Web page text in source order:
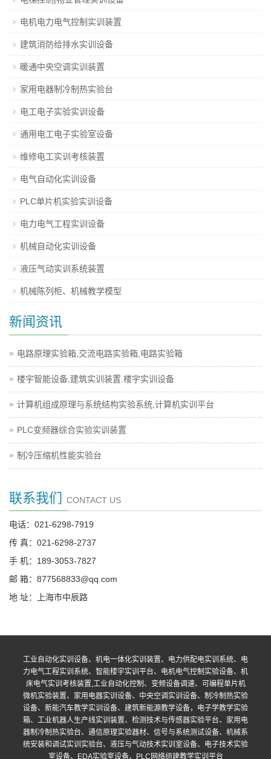
电机电力电气控制实训装置
建筑消防给排水实训设备
暖通中央空调实训装置
家用电器制冷制热实验台
电工电子实验实训设备
通用电工电子实验室设备
维修电工实训考核装置
电气自动化实训设备
PLC单片机实验实训设备
电力电气工程实训设备
机械自动化实训设备
液压气动实训系统装置
机械陈列柜、机械教学模型
新闻资讯
电路原理实验箱,交流电路实验箱,电路实验箱
楼宇智能设备,建筑实训装置.楼宇实训设备
计算机组成原理与系统结构实验系统,计算机实训平台
PLC变频器综合实验实训装置
制冷压缩机性能实验台
联系我们 CONTACT US
电话：021-6298-7919
传 真：021-6298-2737
手 机：189-3053-7827
邮 箱：877568833@qq.com
地 址：上海市中辰路
工业自动化实训设备、机电一体化实训装置、电力供配电实训系统、电
力电气工程实训系统、智能楼宇实训平台、电机电气控制实验设备、机
床电气实训考核装置,工业自动化控制、变频设备调速、可编程单片机
微机实验装置、家用电器实训设备、中央空调实训设备、制冷制热实验
设备、新能汽车教学实训设备、建筑新能源教学设备，电子学教学实验
箱、工业机器人生产线实训装置、检测技术与传感器实验平台、家用电
器制冷制热实验台、通信原理实验器材、信号与系统测试设备、机械系
统安装和调试实训实验台、液压与气动技术实训室设备、电子技术实验
室设备、EDA实验室设备、PLC网络组建教学实训平台